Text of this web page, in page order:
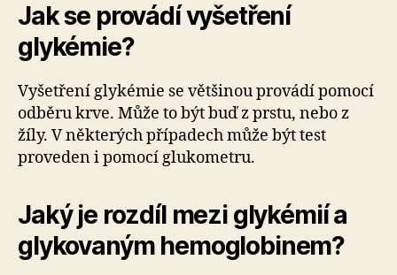
Jak se provádí vyšetření
glykémie?
Vyšetření glykémie se většinou provádí pomocí
odběru krve. Může to být buď z prstu, nebo z
žíly. V některých případech může být test
proveden i pomocí glukometru.
Jaký je rozdíl mezi glykémií a
glykovaným hemoglobinem?